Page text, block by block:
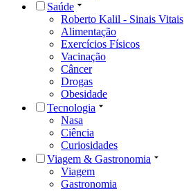
Saúde
Roberto Kalil - Sinais Vitais
Alimentação
Exercícios Físicos
Vacinação
Câncer
Drogas
Obesidade
Tecnologia
Nasa
Ciência
Curiosidades
Viagem & Gastronomia
Viagem
Gastronomia